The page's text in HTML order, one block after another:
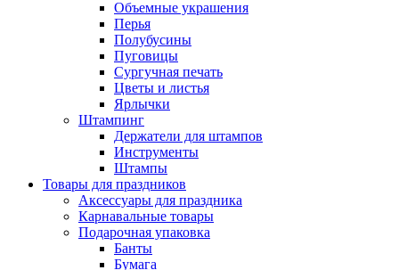
Объемные украшения
Перья
Полубусины
Пуговицы
Сургучная печать
Цветы и листья
Ярлычки
Штампинг
Держатели для штампов
Инструменты
Штампы
Товары для праздников
Аксессуары для праздника
Карнавальные товары
Подарочная упаковка
Банты
Бумага